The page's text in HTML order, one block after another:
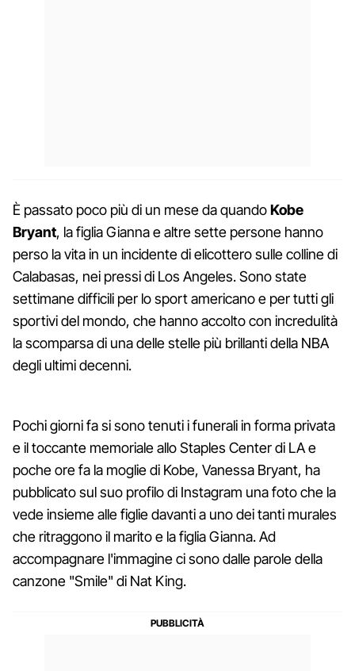
È passato poco più di un mese da quandoKobe
Bryant, la figlia Gianna e altre sette persone hanno
perso la vita in un incidente di elicottero sulle colline di
Calabasas, nei pressi di Los Angeles. Sono state
settimane difficili per lo sport americano e per tutti gli
sportivi del mondo, che hanno accolto con incredulità
la scomparsa di una delle stelle più brillanti della NBA
degli ultimi decenni.
Pochi giorni fa si sono tenuti i funerali in forma privata
e il toccante memoriale allo Staples Center di LA e
poche ore fa la moglie di Kobe, Vanessa Bryant, ha
pubblicato sul suo profilo di Instagram una foto che la
vede insieme alle figlie davanti a uno dei tanti murales
che ritraggono il marito e la figlia Gianna. Ad
accompagnare l'immagine ci sono dalle parole della
canzone "Smile" di Nat King.